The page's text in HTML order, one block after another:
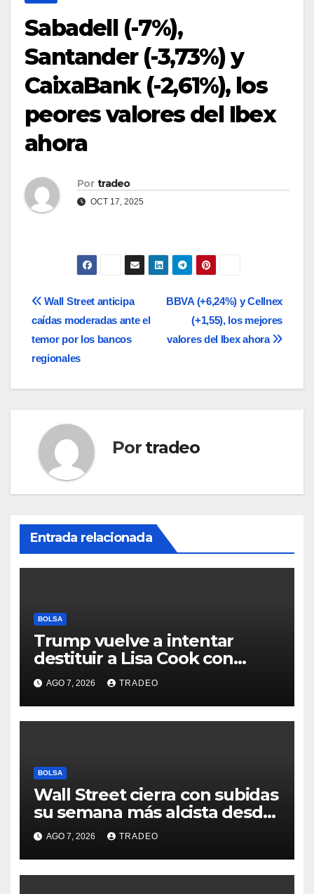
Sabadell (-7%),
Santander (-3,73%) y
CaixaBank (-2,61%), los
peores valores del Ibex
ahora
Por tradeo
OCT 17, 2025
Navegación
de
entradas
BBVA (+6,24%) y Cellnex
(+1,55), los mejores
valores del Ibex ahora
Wall Street anticipa
caídas moderadas ante el
temor por los bancos
regionales
Por tradeo
Entrada relacionada
BOLSA
Trump vuelve a intentar
destituir a Lisa Cook con
acusaciones de fraude
hipotecario
AGO 7, 2026 TRADEO
BOLSA
Wall Street cierra con subidas
su semana más alcista desde
abril
AGO 7, 2026 TRADEO